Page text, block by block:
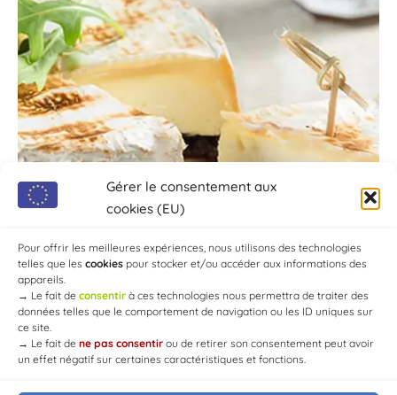
Gérer le consentement aux
cookies (EU)
Pour offrir les meilleures expériences, nous utilisons des technologies
telles que les cookies pour stocker et/ou accéder aux informations des
appareils.
→ Le fait de consentir à ces technologies nous permettra de traiter des
données telles que le comportement de navigation ou les ID uniques sur
ce site.
→ Le fait de ne pas consentir ou de retirer son consentement peut avoir
un effet négatif sur certaines caractéristiques et fonctions.